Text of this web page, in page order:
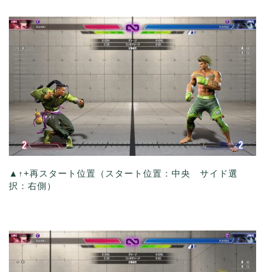
▲↑+再スタート位置（スタート位置：中央 サイド選
択：右側）